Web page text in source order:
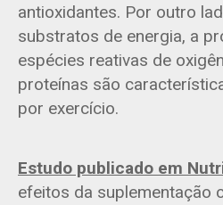
antioxidantes. Por outro
substratos de energia, a
espécies reativas de
proteínas são
por exercício.
Estudo publicado em
efeitos da suplementação